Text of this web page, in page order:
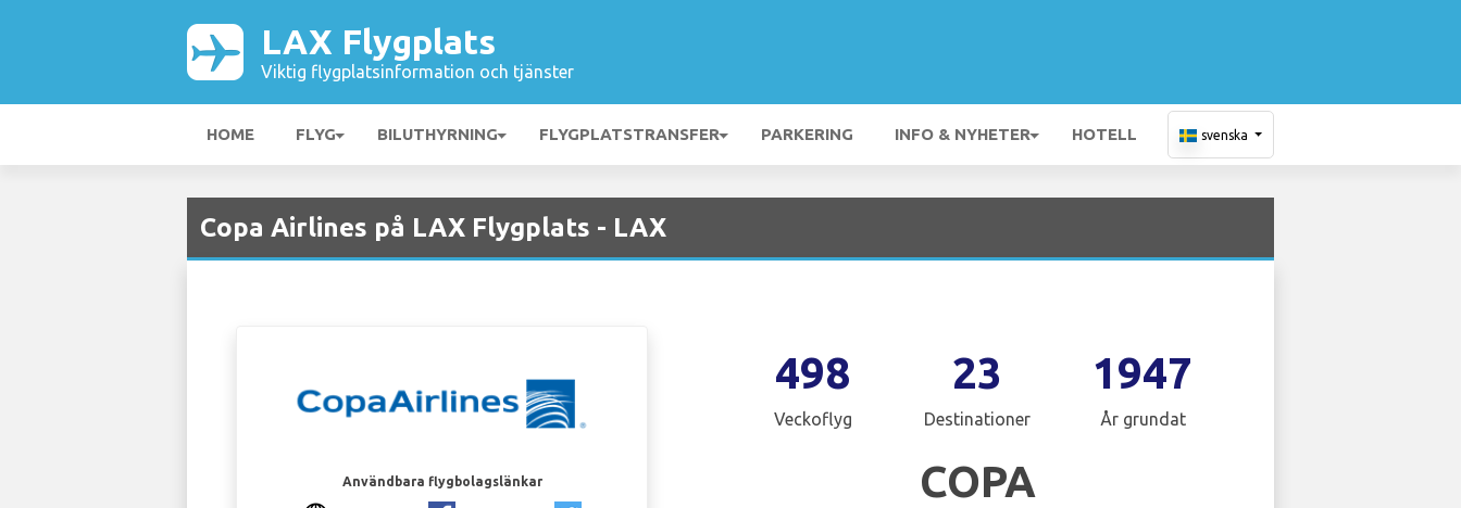
LAX Flygplats
Viktig flygplatsinformation och tjänster
HOME FLYG BILUTHYRNING FLYGPLATSTRANSFER PARKERING INFO & NYHETER HOTELL svenska
Copa Airlines på LAX Flygplats - LAX
Användbara flygbolagslänkar
498
Veckoflyg
23
Destinationer
1947
År grundat
COPA